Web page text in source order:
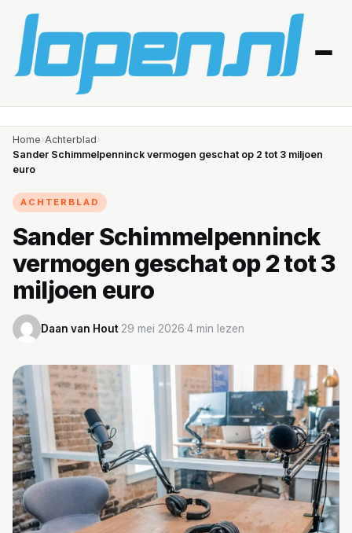
Home
Afvallen
Blessures
Gezondheid
Producten
Routes
Trainingen
Voeding
Home›Achterblad›
Sander Schimmelpenninck vermogen geschat op 2 tot 3 miljoen
euro
ACHTERBLAD
Sander Schimmelpenninck
vermogen geschat op 2 tot 3
miljoen euro
Daan van Hout·29 mei 2026·4 min lezen